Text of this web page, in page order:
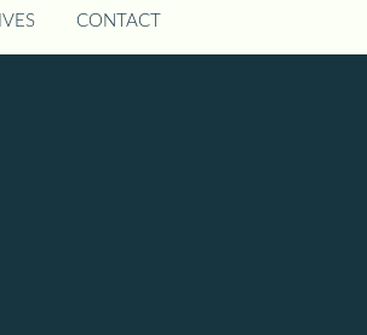
CONTACT